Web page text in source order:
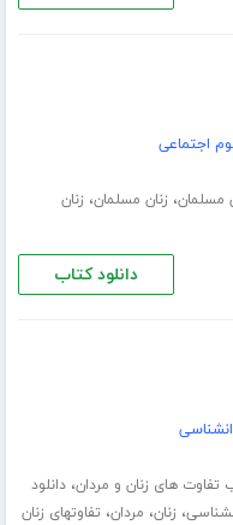
اجتماعی
مسلمان، زنان مسلمان، زنان
دانلود کتاب
تفاوت های زنان و مردان،دانلود
، زنان، مردان، تفاوتهای زنان